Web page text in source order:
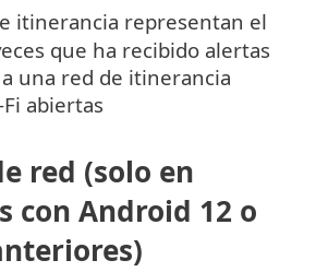
itinerancia representan el
que ha recibido alertas
una red de itinerancia
abiertas
red (solo en
con Android 12 o